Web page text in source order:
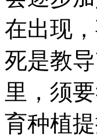
在出现
死是教
里，须
育种植